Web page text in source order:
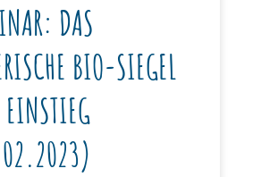
DAS
BIO-SIEGEL